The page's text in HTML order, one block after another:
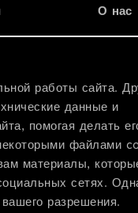
О нас
работы сайта.
данные и
помогая делать
файлами
материалы,
сетях.
разрешения.
ряд).
отряд
давно этого
живых мишенях